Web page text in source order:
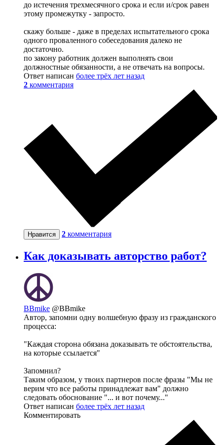
до истечения трехмесячного срока и если и/срок равен
этому промежутку - запросто.
скажу больше - даже в пределах испытательного срока
одного проваленного собеседования далеко не
достаточно.
по закону работник должен выполнять свои
должностные обязанности, а не отвечать на вопросы.
Ответ написан более трёх лет назад
2 комментария
Нравится 2 комментария
Как доказывать авторство работ?
BBmike @BBmike
Автор, запомни одну волшебную фразу из гражданского
процесса:
"Каждая сторона обязана доказывать те обстоятельства,
на которые ссылается"
Запомнил?
Таким образом, у твоих партнеров после фразы "Мы не
верим что все работы принадлежат вам" должно
следовать обоснование "... и вот почему..."
Ответ написан более трёх лет назад
Комментировать